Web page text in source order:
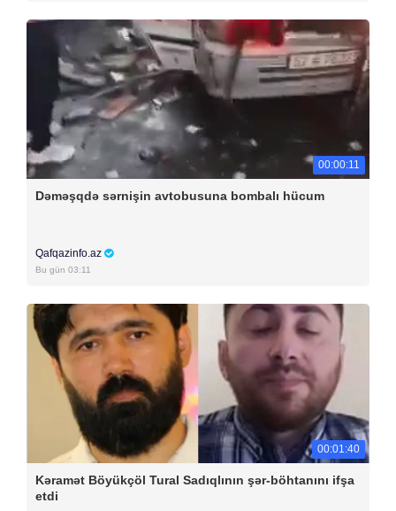
00:00:11
Dəməşqdə sərnişin avtobusuna bombalı hücum
Qafqazinfo.az
Bu gün 03:11
00:01:40
Kəramət Böyükçöl Tural Sadıqlının şər-böhtanını ifşa
etdi